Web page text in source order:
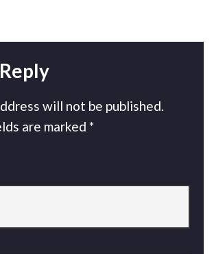
will not be published.
are marked *